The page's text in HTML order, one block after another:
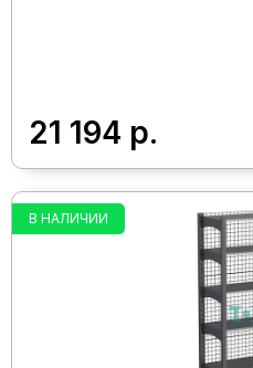
21 194 р.
В НАЛИЧИИ